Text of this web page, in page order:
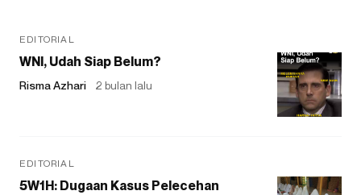
EDITORIAL
WNI, Udah Siap Belum?
Risma Azhari 2 bulan lalu
EDITORIAL
5W1H: Dugaan Kasus Pelecehan